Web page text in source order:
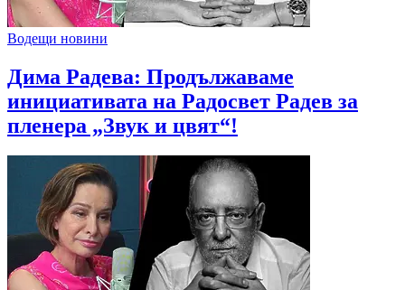
Водещи новини
Дима Радева: Продължаваме
инициативата на Радосвет Радев за
пленера „Звук и цвят“!